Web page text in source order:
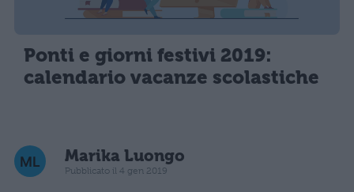
Ponti e giorni festivi 2019:
calendario vacanze scolastiche
Marika Luongo
Pubblicato il 4 gen 2019